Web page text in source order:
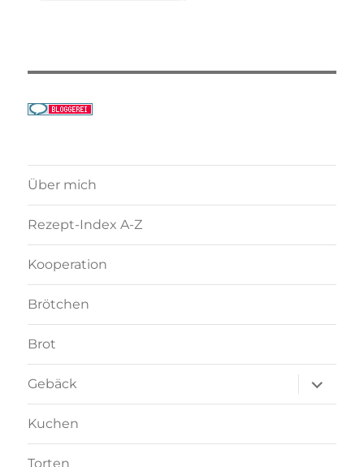
Über mich
Rezept-Index A-Z
Kooperation
Brötchen
Brot
Gebäck
anzeigen
Kuchen
Torten